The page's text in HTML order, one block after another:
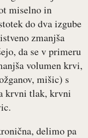
miselno in
do dva izgube
zmanjša
da se v primeru
volumen krvi,
mišic) s
krvni tlak, krvni
delimo pa